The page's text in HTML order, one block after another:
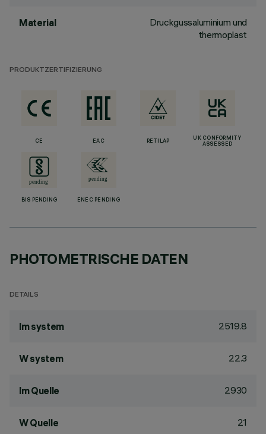
Material
Druckgussaluminium und
thermoplast
PRODUKTZERTIFIZIERUNG
CE EAC RETILAP
UK CONFORMITY
ASSESSED
BIS PENDING ENEC PENDING
PHOTOMETRISCHE DATEN
DETAILS
lm system 2519.8
W system 22.3
lm Quelle 2930
W Quelle 21